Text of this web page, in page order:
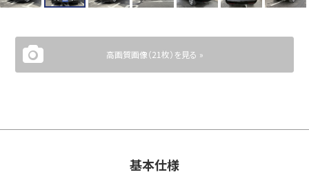
高画質画像（21枚）を見る »
基本仕様